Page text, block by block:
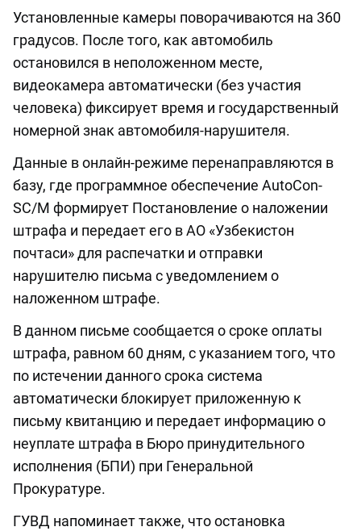
Установленные камеры поворачиваются на 360
градусов. После того, как автомобиль
остановился в неположенном месте,
видеокамера автоматически (без участия
человека) фиксирует время и государственный
номерной знак автомобиля-нарушителя.
Данные в онлайн-режиме перенаправляются в
базу, где программное обеспечение AutoCon-
SC/M формирует Постановление о наложении
штрафа и передает его в АО «Узбекистон
почтаси» для распечатки и отправки
нарушителю письма с уведомлением о
наложенном штрафе.
В данном письме сообщается о сроке оплаты
штрафа, равном 60 дням, с указанием того, что
по истечении данного срока система
автоматически блокирует приложенную к
письму квитанцию и передает информацию о
неуплате штрафа в Бюро принудительного
исполнения (БПИ) при Генеральной
Прокуратуре.
ГУВД напоминает также, что остановка